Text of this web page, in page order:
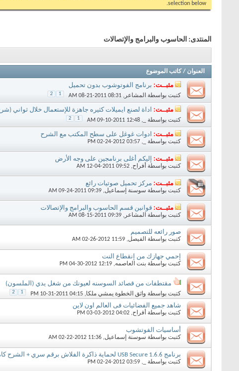
selection below.
المنتدى: الحاسوب والبرامج والإتصالات
العنوان / كاتب الموضوع
مثبــت: برنامج الفوتوشوب بدون تحميل
كتبت بواسطة المشاعر ‏, 08-21-2011 08:31 AM
1
2
مثبــت: اداة لصنع ايميلات كثيره جاهزة للإستعمال خلال ثواني
كتبت بواسطة ‏, 09-10-2011 12:48 AM
1
2
مثبــت: ادوات غوغل على سطح المكتب مع الشرح
كتبت بواسطة ‏, 02-24-2012 03:57 PM
مثبــت: إليكم أغلى برنامجين على وجه الأرض
كتبت بواسطة أفراح‏, 12-04-2011 09:52 AM
مثبــت: مركز تحميل صوتيات رائع
كتبت بواسطة سوسنة إسماعيل‏, 09-24-2011 09:39 AM
مثبــت: قوانين قسم الحاسوب والبرامج والإتصالات
كتبت بواسطة المشاعر ‏, 08-15-2011 09:39 AM
صور رائعه للتصميم
كتبت بواسطة الفيصل‏, 02-26-2012 11:59 AM
إحمي جهازك من إنقطاع النت
كتبت بواسطة بنت العاصمه‏, 04-30-2012 12:19 PM
مقتطفات من قصائد السوسنه لعيونك من شغل يدي (الملسون)
كتبت بواسطة واثق الخطوة يمشي ملكا‏, 10-31-2011 04:15 PM
1
2
شاهد جميع الفضائيات فى العالم اون لاين
كتبت بواسطة أفراح‏, 03-03-2012 04:02 PM
أساسيات الفوتشوب
كتبت بواسطة سوسنة إسماعيل‏, 02-22-2012 11:36 AM
برنامج USB Secure 1.6.6 لحماية ذاكرة الفلاش برقم سري + الشرح كامل
كتبت بواسطة ‏, 02-24-2012 03:59 PM